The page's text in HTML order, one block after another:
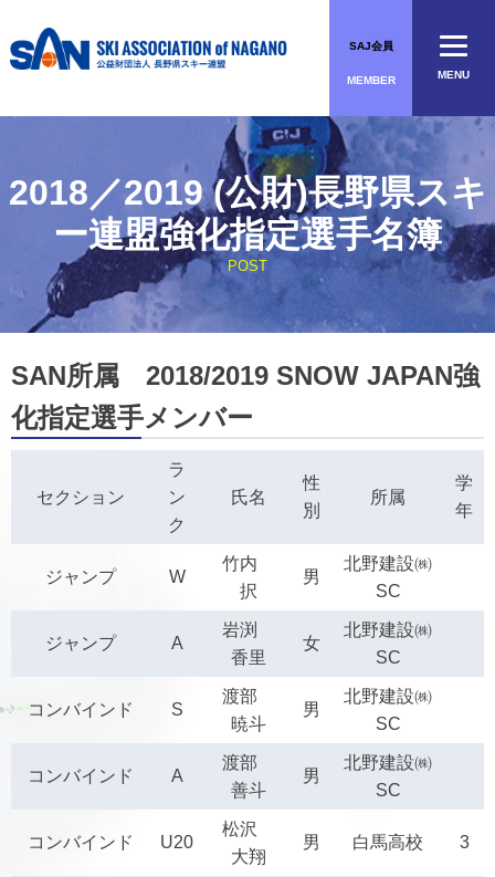
to
content
SAJ会員
MEMBER
2018／2019 (公財)長野県スキ
ー連盟強化指定選手名簿
POST
SAN所属 2018/2019 SNOW JAPAN強
化指定選手メンバー
セクション
ラ
ン
ク
氏名
性
別
所属
学
年
ジャンプ W
竹内
択
男
北野建設㈱
SC
ジャンプ A
岩渕
香里
女
北野建設㈱
SC
コンバインド S
渡部
暁斗
男
北野建設㈱
SC
コンバインド A
渡部
善斗
男
北野建設㈱
SC
コンバインド U20
松沢
大翔
男 白馬高校 3
MENU